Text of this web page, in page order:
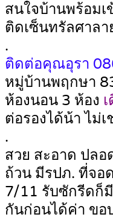
สนใจบ้านพร้อมเ
ติดเซ็นทรัลศาลา
.
ติดต่อคุณอุรา
หมู่บ้านพฤกษา
ห้องนอน 3 ห้อง
ต่อรองได้น้า ไม่
.
สวย สะอาด ปล
ถ้วน มีรปภ. ที่จอ
7/11 รับซักรีดก็
กันก่อนได้ค่า ข